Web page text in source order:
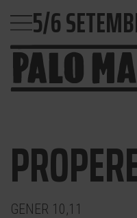
5/6
GENER 10,11